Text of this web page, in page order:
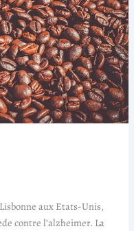
aux Etats-Unis,
contre l’alzheimer. La